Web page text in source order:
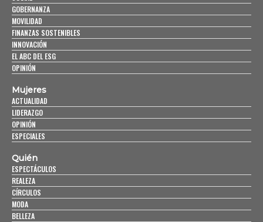
GOBERNANZA
MOVILIDAD
FINANZAS SOSTENIBLES
INNOVACIÓN
EL ABC DEL ESG
OPINIÓN
Mujeres
ACTUALIDAD
LIDERAZGO
OPINIÓN
ESPECIALES
Quién
ESPECTÁCULOS
REALEZA
CÍRCULOS
MODA
BELLEZA